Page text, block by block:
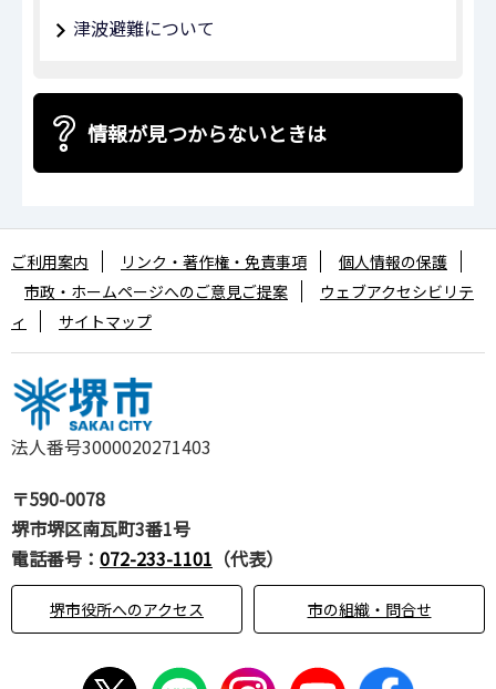
津波避難について
情報が見つからないときは
法人番号3000020271403
〒590-0078
堺市堺区南瓦町3番1号
電話番号： 072-233-1101 （代表）
堺市役所へのアクセス 市の組織・問合せ
ご利用案内 リンク・著作権・免責事項
個人情報の保護
市政・ホームページへのご意見ご提案
ウェブアクセシビリテ
ィ
サイトマップ